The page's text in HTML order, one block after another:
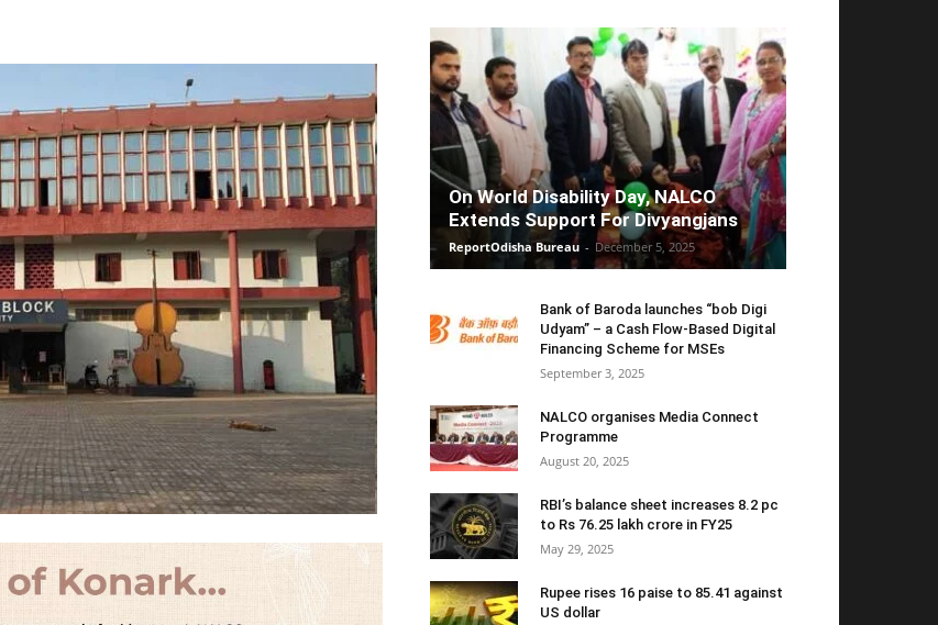
On World Disability Day, NALCO
Extends Support For Divyangjans
ReportOdisha Bureau - December 5, 2025
Bank of Baroda launches “bob Digi
Udyam” – a Cash Flow-Based Digital
Financing Scheme for MSEs
September 3, 2025
NALCO organises Media Connect
Programme
August 20, 2025
RBI’s balance sheet increases 8.2 pc
to Rs 76.25 lakh crore in FY25
May 29, 2025
Rupee rises 16 paise to 85.41 against
US dollar